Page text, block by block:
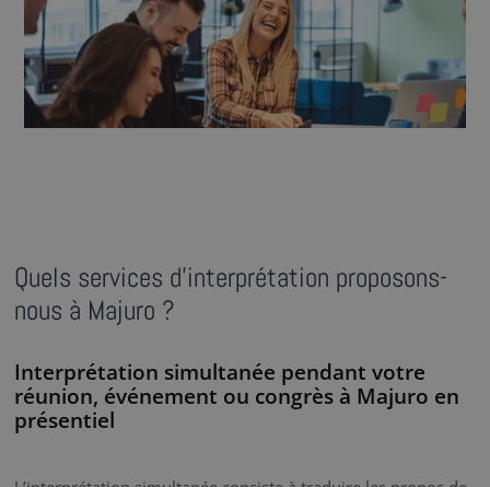
Quels services d’interprétation proposons-
nous à Majuro ?
Interprétation simultanée pendant votre
réunion, événement ou congrès à Majuro en
présentiel